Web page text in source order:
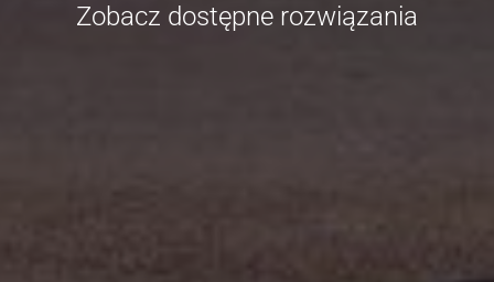
Zobacz dostępne rozwiązania